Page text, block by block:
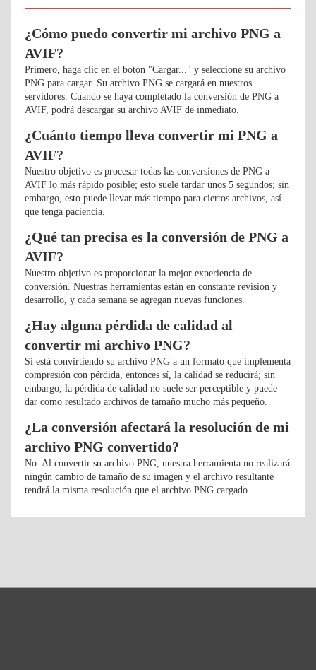
¿Cómo puedo convertir mi archivo PNG a
AVIF?
Primero, haga clic en el botón "Cargar..." y seleccione su archivo
PNG para cargar. Su archivo PNG se cargará en nuestros
servidores. Cuando se haya completado la conversión de PNG a
AVIF, podrá descargar su archivo AVIF de inmediato.
¿Cuánto tiempo lleva convertir mi PNG a
AVIF?
Nuestro objetivo es procesar todas las conversiones de PNG a
AVIF lo más rápido posible; esto suele tardar unos 5 segundos; sin
embargo, esto puede llevar más tiempo para ciertos archivos, así
que tenga paciencia.
¿Qué tan precisa es la conversión de PNG a
AVIF?
Nuestro objetivo es proporcionar la mejor experiencia de
conversión. Nuestras herramientas están en constante revisión y
desarrollo, y cada semana se agregan nuevas funciones.
¿Hay alguna pérdida de calidad al
convertir mi archivo PNG?
Si está convirtiendo su archivo PNG a un formato que implementa
compresión con pérdida, entonces sí, la calidad se reducirá; sin
embargo, la pérdida de calidad no suele ser perceptible y puede
dar como resultado archivos de tamaño mucho más pequeño.
¿La conversión afectará la resolución de mi
archivo PNG convertido?
No. Al convertir su archivo PNG, nuestra herramienta no realizará
ningún cambio de tamaño de su imagen y el archivo resultante
tendrá la misma resolución que el archivo PNG cargado.